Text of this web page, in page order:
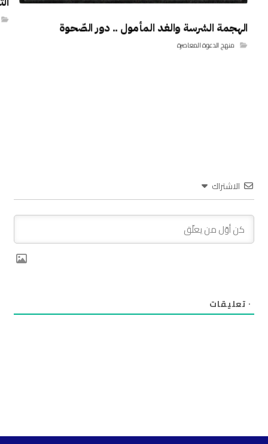
الهجمة الشرسة والغد المأمول .. دور الصّحوة
منهج الدعوة المعاصرة
الاشتراك
٠ تعليقات